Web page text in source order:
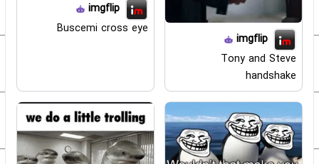
imgflip
Tony and Steve
handshake
imgflip
Buscemi cross eye